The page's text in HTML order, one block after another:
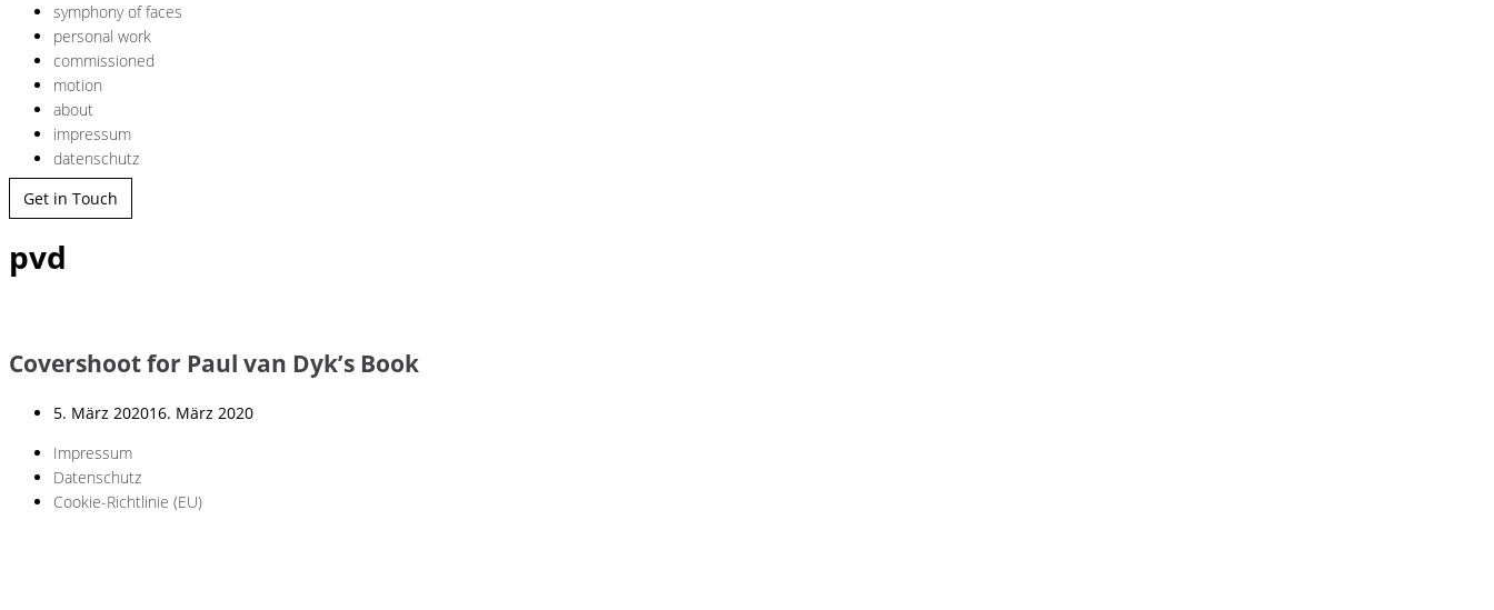
symphony of faces
personal work
commissioned
motion
about
impressum
datenschutz
Get in Touch
pvd
Covershoot for Paul van Dyk’s Book
5. März 202016. März 2020
Impressum
Datenschutz
Cookie-Richtlinie (EU)